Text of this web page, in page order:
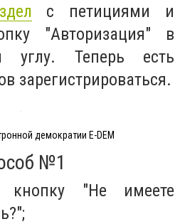
с петициями и
"Авторизация" в
углу. Теперь есть
зарегистрироваться.
демократии E-DEM
№1
"Не имеете